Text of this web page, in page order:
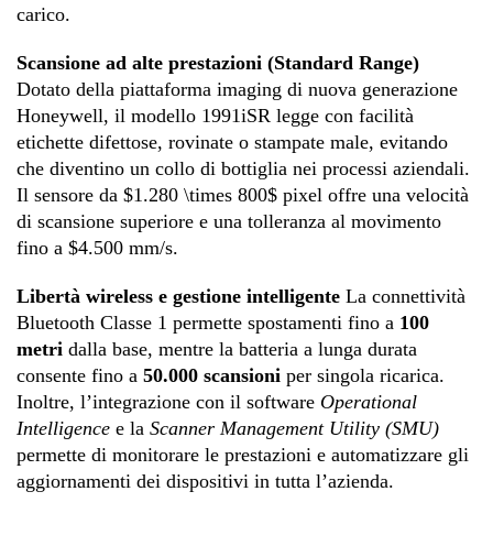
carico.
Scansione ad alte prestazioni (Standard Range)
Dotato della piattaforma imaging di nuova generazione
Honeywell, il modello 1991iSR legge con facilità
etichette difettose, rovinate o stampate male, evitando
che diventino un collo di bottiglia nei processi aziendali.
Il sensore da $1.280 \times 800$ pixel offre una velocità
di scansione superiore e una tolleranza al movimento
fino a $4.500 mm/s.
Libertà wireless e gestione intelligente La connettività
Bluetooth Classe 1 permette spostamenti fino a 100
metri dalla base, mentre la batteria a lunga durata
consente fino a 50.000 scansioni per singola ricarica.
Inoltre, l’integrazione con il software Operational
Intelligence e la Scanner Management Utility (SMU)
permette di monitorare le prestazioni e automatizzare gli
aggiornamenti dei dispositivi in tutta l’azienda.